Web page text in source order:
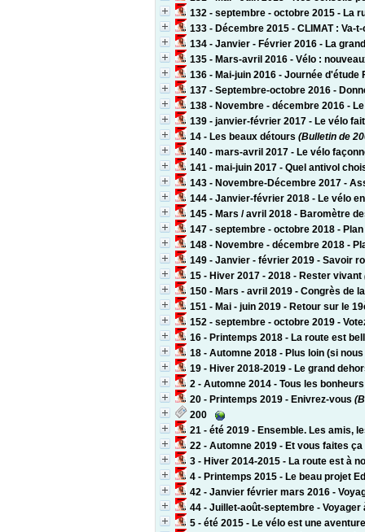
132 - septembre - octobre 2015 - La
133 - Décembre 2015 - CLIMAT : Va-
134 - Janvier - Février 2016 - La
135 - Mars-avril 2016 - Vélo :
136 - Mai-juin 2016 - Journée d'étude
137 - Septembre-octobre 2016 -
138 - Novembre - décembre 2016 -
139 - janvier-février 2017 - Le vélo
14 - Les beaux détours (Bulletin de
140 - mars-avril 2017 - Le vélo
141 - mai-juin 2017 - Quel antivol
143 - Novembre-Décembre 2017 -
144 - Janvier-février 2018 - Le vélo
145 - Mars / avril 2018 - Baromètre
147 - septembre - octobre 2018 -
148 - Novembre - décembre 2018 -
149 - Janvier - février 2019 - Savoir
15 - Hiver 2017 - 2018 - Rester vivant
150 - Mars - avril 2019 - Congrès de
151 - Mai - juin 2019 - Retour sur le
152 - septembre - octobre 2019 -
16 - Printemps 2018 - La route est
18 - Automne 2018 - Plus loin (si
19 - Hiver 2018-2019 - Le grand
2 - Automne 2014 - Tous les
20 - Printemps 2019 - Enivrez-vous
200
21 - été 2019 - Ensemble. Les amis,
22 - Automne 2019 - Et vous faites
3 - Hiver 2014-2015 - La route est à
4 - Printemps 2015 - Le beau projet
42 - Janvier février mars 2016 -
44 - Juillet-août-septembre -
5 - été 2015 - Le vélo est une aventure